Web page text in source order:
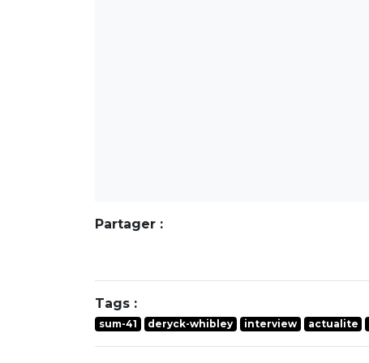
Partager :
Tags :
sum-41 deryck-whibley interview actualite